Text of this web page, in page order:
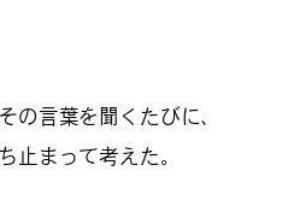
トフォー・ユー
春飲み
の言葉を聞くたびに、
止まって考えた。